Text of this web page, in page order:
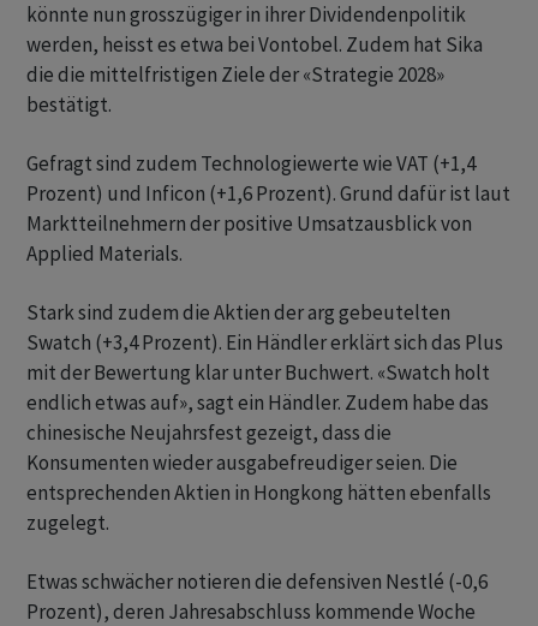
könnte nun grosszügiger in ihrer Dividendenpolitik
werden, heisst es etwa bei Vontobel. Zudem hat Sika
die die mittelfristigen Ziele der «Strategie 2028»
bestätigt.
Gefragt sind zudem Technologiewerte wie VAT (+1,4
Prozent) und Inficon (+1,6 Prozent). Grund dafür ist laut
Marktteilnehmern der positive Umsatzausblick von
Applied Materials.
Stark sind zudem die Aktien der arg gebeutelten
Swatch (+3,4 Prozent). Ein Händler erklärt sich das Plus
mit der Bewertung klar unter Buchwert. «Swatch holt
endlich etwas auf», sagt ein Händler. Zudem habe das
chinesische Neujahrsfest gezeigt, dass die
Konsumenten wieder ausgabefreudiger seien. Die
entsprechenden Aktien in Hongkong hätten ebenfalls
zugelegt.
Etwas schwächer notieren die defensiven Nestlé (-0,6
Prozent), deren Jahresabschluss kommende Woche